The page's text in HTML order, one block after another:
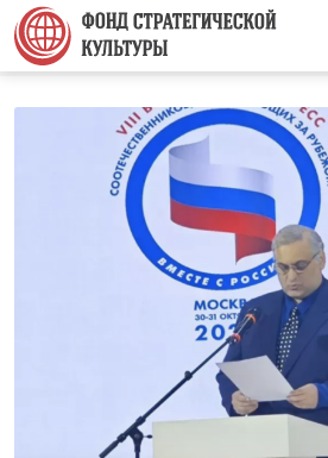
Перейти
основному
содержанию
Основная